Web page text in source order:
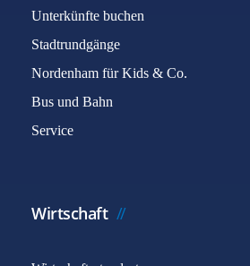
Unterkünfte buchen
Stadtrundgänge
Nordenham für Kids & Co.
Bus und Bahn
Service
Wirtschaft